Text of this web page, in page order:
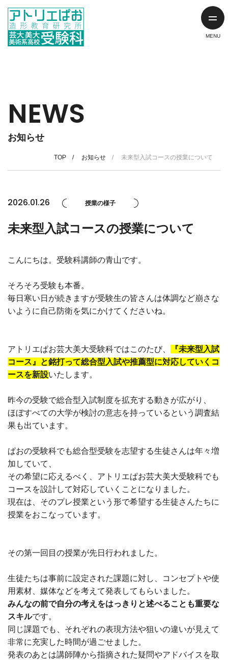
NEWS
お知らせ
TOP お知らせ 未来型入試コースの授業について
2026.01.26 授業の様子
未来型入試コースの授業について
こんにちは。受験科講師の青山です。
そろそろ受験も本番。
毎日寒い日が続きますが受験生の皆さんは体調など崩さな
いように自己防衛を気にかけてくださいね。
アトリエぱお芸大美大受験科ではこのたび、
『未来型入試
コース』と銘打って総合型入試や推薦型に対応していくコ
ースを新設いたします。
昨今の受験で総合型入試制度を拡充する動きが広がり、
ほぼすべての大学が検討の意志を持っているという調査結
果も出ています。
ぱおの受験科でも総合型受験を志望する生徒さんは年々増
加していて、
その希望に応えるべく、アトリエぱお芸大美大受験科でも
コースを設計して対応していくことになりました。
現在は、そのプレ授業という形で希望する生徒さんたちに
授業をおこなっています。
その第一回目の授業が先日行われました。
生徒たちは事前に設定された課題に対し、コンセプトや使
用素材、媒体などを考えて発表してもらいました。
みんなの前で自分の考えをはっきりと述べることも重要な
スキルです。
同じ課題でも、それぞれの表現方法や狙いの違いが見えて
非常に充実した時間が過ごせました。
発表のあとは講師陣から指摘された疑問やアドバイスを取